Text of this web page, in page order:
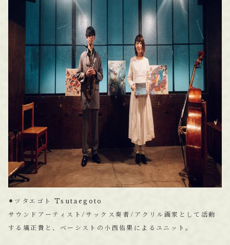
⚫︎ツタエゴト Tsutaegoto
サウンドアーティスト/サックス奏者/アクリル画家として活動
する塙正貴と、ベーシストの小西佑果によるユニット。